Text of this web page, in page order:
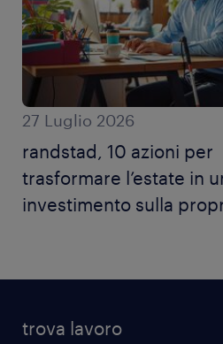
27 Luglio 2026
randstad, 10 azioni per
trasformare l’estate in
investimento sulla
trova lavoro